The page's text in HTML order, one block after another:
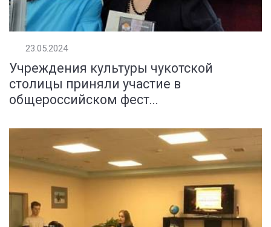
23.05.2024
Учреждения культуры чукотской
столицы приняли участие в
общероссийском фест...